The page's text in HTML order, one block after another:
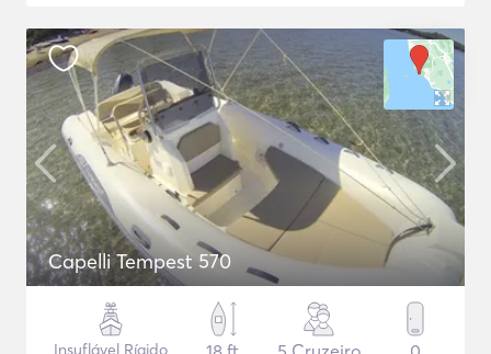
Capelli Tempest 570
Insuflável Rígido